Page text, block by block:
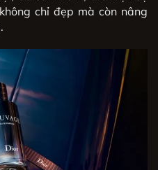
chỉ đẹp mà còn nâng